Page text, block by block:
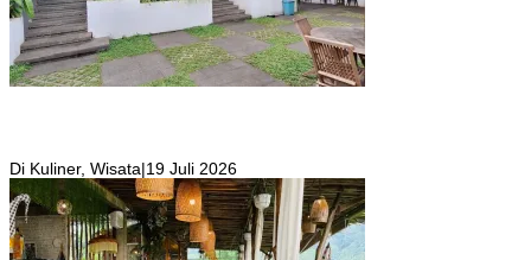
Di Kuliner, Wisata|19 Juli 2026